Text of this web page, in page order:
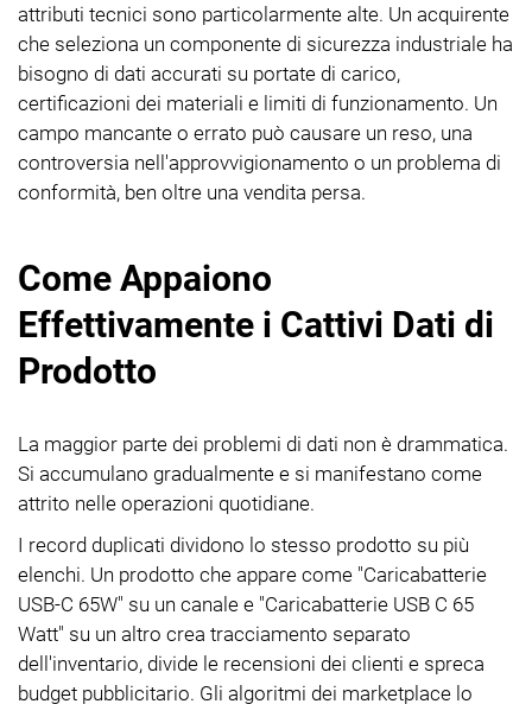
attributi tecnici sono particolarmente alte. Un acquirente
che seleziona un componente di sicurezza industriale ha
bisogno di dati accurati su portate di carico,
certificazioni dei materiali e limiti di funzionamento. Un
campo mancante o errato può causare un reso, una
controversia nell'approvvigionamento o un problema di
conformità, ben oltre una vendita persa.
Come Appaiono
Effettivamente i Cattivi Dati di
Prodotto
La maggior parte dei problemi di dati non è drammatica.
Si accumulano gradualmente e si manifestano come
attrito nelle operazioni quotidiane.
I record duplicati dividono lo stesso prodotto su più
elenchi. Un prodotto che appare come "Caricabatterie
USB-C 65W" su un canale e "Caricabatterie USB C 65
Watt" su un altro crea tracciamento separato
dell'inventario, divide le recensioni dei clienti e spreca
budget pubblicitario. Gli algoritmi dei marketplace lo